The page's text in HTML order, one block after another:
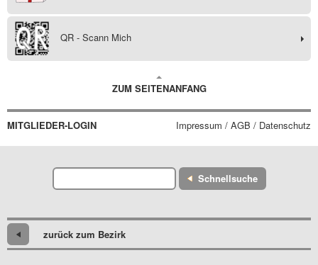
QR - Scann Mich
ZUM SEITENANFANG
MITGLIEDER-LOGIN Impressum / AGB / Datenschutz
Schnellsuche
zurück zum Bezirk